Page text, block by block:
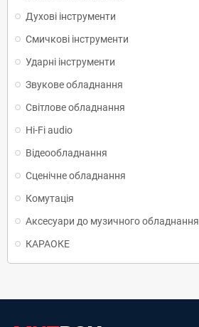
Духові інструменти
Смичкові інструменти
Ударні інструменти
Звукове обладнання
Світлове обладнання
Hi-Fi audio
Відеообладнання
Сценічне обладнання
Комутація
Аксесуари до музичного обладнання
КАРАОКЕ